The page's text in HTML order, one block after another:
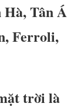
Hà, Tân Á
Ferroli,
trời là